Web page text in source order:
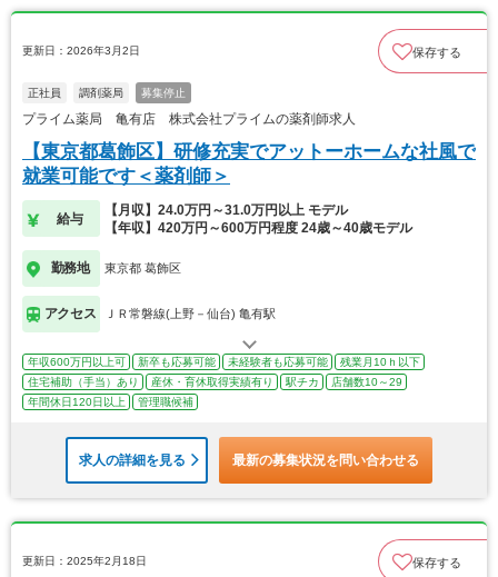
更新日：2026年3月2日 保存する
正社員 調剤薬局 募集停止
プライム薬局 亀有店 株式会社プライムの薬剤師求人
【東京都葛飾区】研修充実でアットーホームな社風で
就業可能です＜薬剤師＞
給与
【月収】24.0万円～31.0万円以上 モデル
【年収】420万円～600万円程度 24歳～40歳モデル
勤務地 東京都 葛飾区
アクセス ＪＲ常磐線(上野－仙台) 亀有駅
年収600万円以上可 新卒も応募可能 未経験者も応募可能
残業月10ｈ以下
住宅補助（手当）あり
産休・育休取得実績有り 駅チカ
店舗数10～29
年間休日120日以上
管理職候補
求人の詳細を見る 最新の募集状況を問い合わせる
更新日：2025年2月18日 保存する